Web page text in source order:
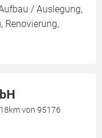
/ Auslegung,
Renovierung,
von 95176